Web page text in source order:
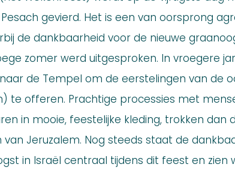
gevierd. Het is een van oorsprong
de dankbaarheid voor de nieuwe
zomer werd uitgesproken. In vroegere
de Tempel om de eerstelingen van de
te offeren. Prachtige processies met
in mooie, feestelijke kleding, trokken dan
Jeruzalem. Nog steeds staat de
in Israël centraal tijdens dit feest en zien